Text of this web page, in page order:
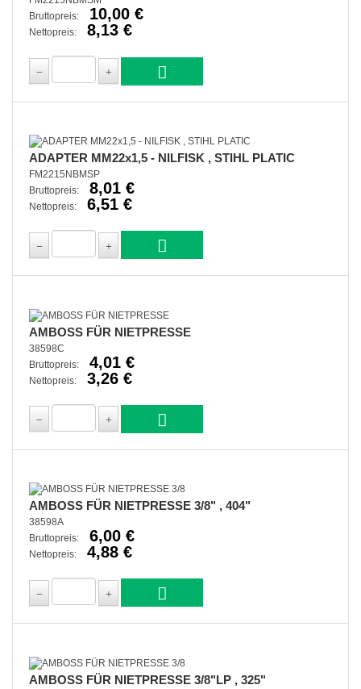
Bruttopreis:
10,00 €
Nettopreis: 8,13 €
ADAPTER MM22x1,5 - NILFISK , STIHL PLATIC
FM2215NBMSP
Bruttopreis:
8,01 €
Nettopreis: 6,51 €
AMBOSS FÜR NIETPRESSE
38598C
Bruttopreis:
4,01 €
Nettopreis: 3,26 €
AMBOSS FÜR NIETPRESSE 3/8" , 404"
38598A
Bruttopreis:
6,00 €
Nettopreis: 4,88 €
AMBOSS FÜR NIETPRESSE 3/8"LP , 325"